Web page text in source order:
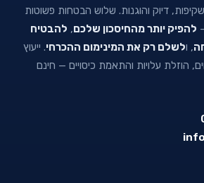
דיוק והוגנות. שלוש הבטחות פשוטות
להפיק יותר מהחיסכון שלכם, להבטיח
, ולשלם רק את המינימום ההכרחי. ייעוץ
הוזלת עלויות והתאמת כיסויים — חינם